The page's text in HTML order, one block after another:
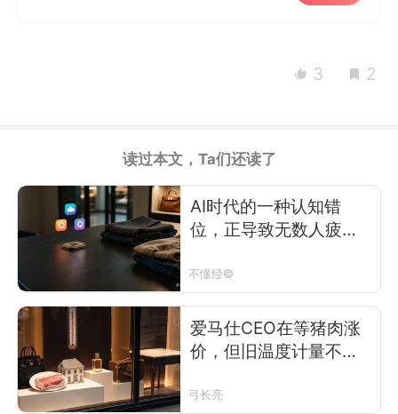
3 2
读过本文，Ta们还读了
AI时代的一种认知错
位，正导致无数人疲于
不懂经©
爱马仕CEO在等猪肉涨
价，但旧温度计量不了
弓长亮